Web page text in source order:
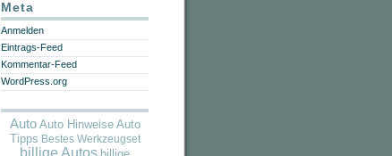
Meta
Anmelden
Eintrags-Feed
Kommentar-Feed
WordPress.org
Auto Auto Hinweise Auto
Tipps Bestes Werkzeugset
billige Autos